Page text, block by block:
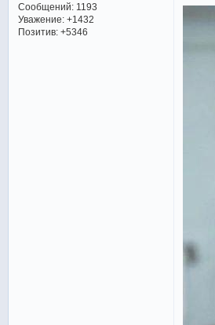
Сообщений:1193
Уважение: +1432
Позитив: +5346